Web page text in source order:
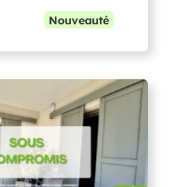
Nouveauté